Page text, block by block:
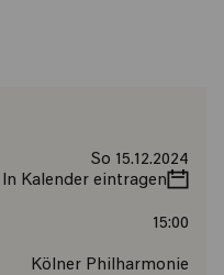
So 15.12.2024
In Kalender eintragen
15:00
Kölner Philharmonie